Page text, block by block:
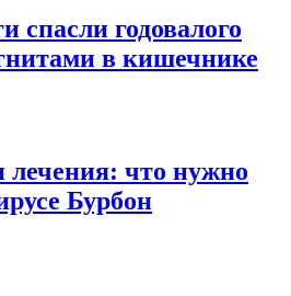
годовалого
в кишечнике
что нужно
Бурбон